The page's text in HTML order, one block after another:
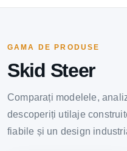
GAMA DE PRODUSE
Skid Steer
Comparați modelele,
descoperiți utilaje
fiabile și un design